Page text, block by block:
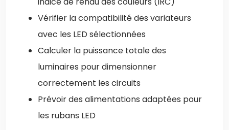
Vérifier la compatibilité des variateurs
avec les LED sélectionnées
Calculer la puissance totale des
luminaires pour dimensionner
correctement les circuits
Prévoir des alimentations adaptées pour
les rubans LED